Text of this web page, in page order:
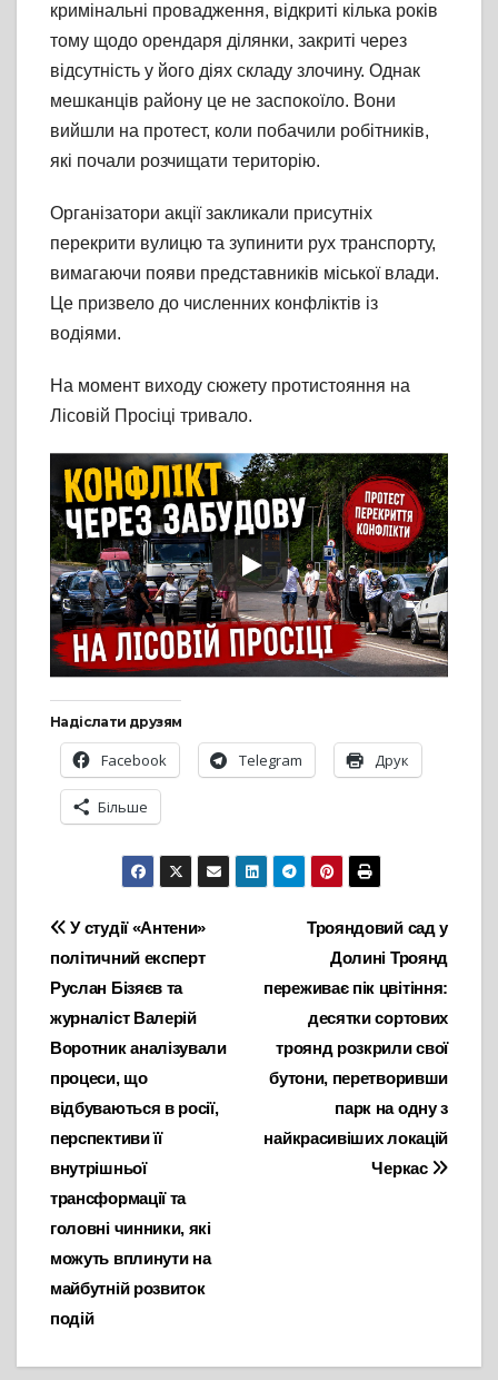
кримінальні провадження, відкриті кілька років
тому щодо орендаря ділянки, закриті через
відсутність у його діях складу злочину. Однак
мешканців району це не заспокоїло. Вони
вийшли на протест, коли побачили робітників,
які почали розчищати територію.
Організатори акції закликали присутніх
перекрити вулицю та зупинити рух транспорту,
вимагаючи появи представників міської влади.
Це призвело до численних конфліктів із
водіями.
На момент виходу сюжету протистояння на
Лісовій Просіці тривало.
Надіслати друзям
Facebook Telegram Друк
Більше
Навігація
записів
Трояндовий сад у
Долині Троянд
переживає пік цвітіння:
десятки сортових
троянд розкрили свої
бутони, перетворивши
парк на одну з
найкрасивіших локацій
Черкас
У студії «Антени»
політичний експерт
Руслан Бізяєв та
журналіст Валерій
Воротник аналізували
процеси, що
відбуваються в росії,
перспективи її
внутрішньої
трансформації та
головні чинники, які
можуть вплинути на
майбутній розвиток
подій